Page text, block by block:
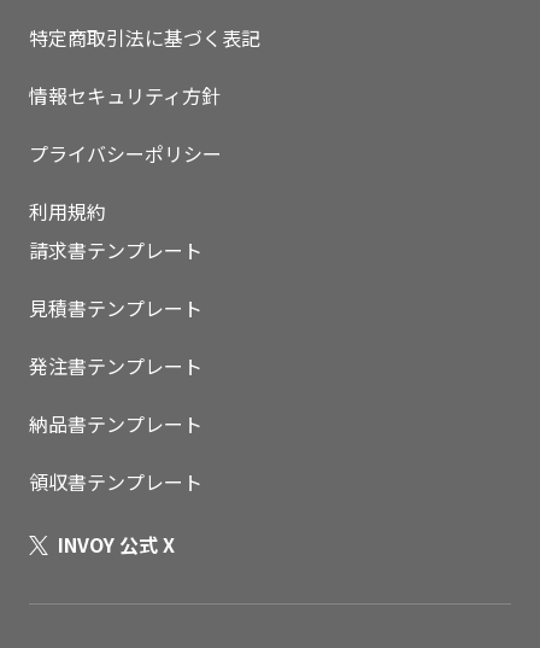
特定商取引法に基づく表記
情報セキュリティ方針
プライバシーポリシー
利用規約
請求書テンプレート
見積書テンプレート
発注書テンプレート
納品書テンプレート
領収書テンプレート
INVOY 公式 X